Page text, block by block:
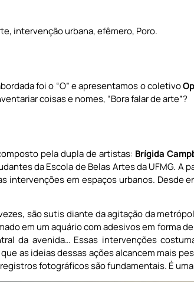
intervenção urbana, efêmero, Poro.
foi o “O” e apresentamos o coletivo
coisas e nomes, “Bora falar de arte”?
pela dupla de artistas: Brígida
da Escola de Belas Artes da UFMG.
intervenções em espaços urbanos.
são sutis diante da agitação da
em um aquário com adesivos em forma
da avenida… Essas intervenções
as ideias dessas ações alcancem mais
fotográficos são fundamentais. É